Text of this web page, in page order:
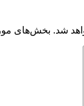
شد. بخش‌های